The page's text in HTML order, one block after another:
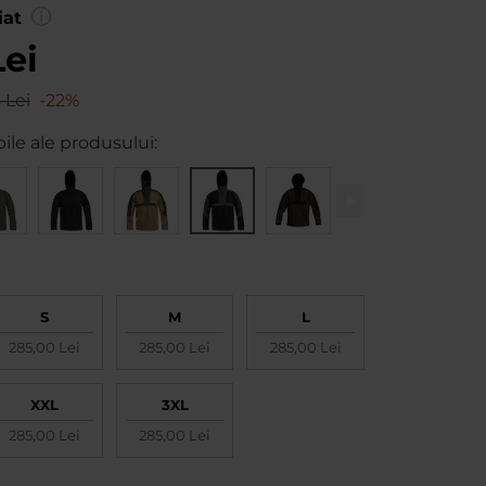
Lei -22%
ale produsului:
S
285,00 Lei
M
285,00 Lei
L
285,00 Lei
XXL
285,00 Lei
3XL
285,00 Lei